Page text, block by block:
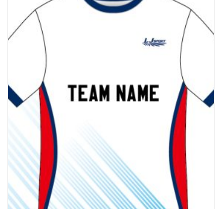
每隊上場的7名球員位置分別為射球手(GS：Goal Shooter)、
攻擊手(GA：Goal Attack)、翼鋒(WA：Wing Attack)、中鋒
(C：Centre)、翼衛(WD：Wing Defence)、後衛(GD：Goal
Defence)及守球手(GK：Goal Keeper)，其可以活動的區域如
球衣